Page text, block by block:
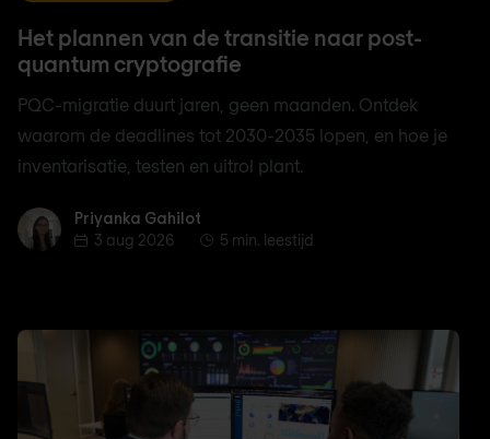
Het plannen van de transitie naar post-
quantum cryptografie
PQC-migratie duurt jaren, geen maanden. Ontdek
waarom de deadlines tot 2030-2035 lopen, en hoe je
inventarisatie, testen en uitrol plant.
Priyanka Gahilot
Priyanka Gahilot
3 aug 2026
5 min. leestijd